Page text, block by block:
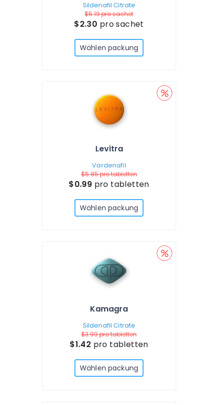
Sildenafil Citrate
$5.19pro sachet
$2.30 pro sachet
Wählen packung
Levitra
Vardenafil
$5.85pro tabletten
$0.99 pro tabletten
Wählen packung
Kamagra
Sildenafil Citrate
$3.99pro tabletten
$1.42 pro tabletten
Wählen packung